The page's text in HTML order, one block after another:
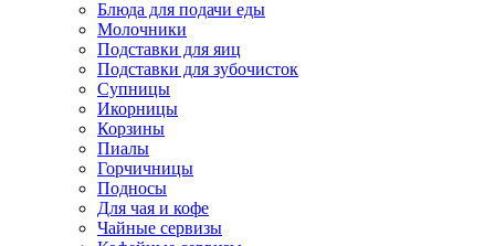
Блюда для подачи еды
Молочники
Подставки для яиц
Подставки для зубочисток
Супницы
Икорницы
Корзины
Пиалы
Горчичницы
Подносы
Для чая и кофе
Чайные сервизы